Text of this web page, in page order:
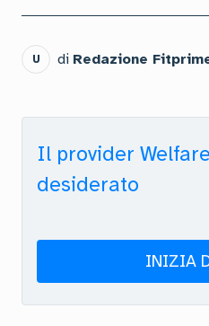
U di Redazione
Il provider
desiderato
INIZIA